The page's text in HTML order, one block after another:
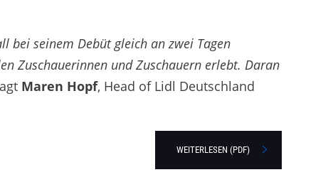
bei seinem Debüt gleich an zwei Tagen
Zuschauerinnen und Zuschauern erlebt. Daran
Maren Hopf, Head of Lidl Deutschland
WEITERLESEN (PDF)